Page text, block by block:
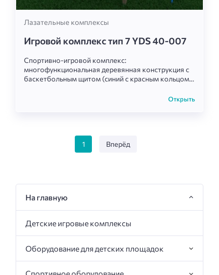
Лазательные комплексы
Игровой комплекс тип 7 YDS 40-007
Спортивно-игровой комплекс:
многофункциональная деревянная конструкция с
баскетбольным щитом (синий с красным кольцом),
комплексного развития силы, ловкости,
координации и активных игр на свежем воздухе.
Открыть
1 Вперёд
На главную
Детские игровые комплексы
Оборудование для детских площадок